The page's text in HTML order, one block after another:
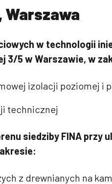
Warszawa
w technologii
3/5 w Warszawie, w
izolacji poziomej i
technicznej
siedziby FINA przy
z drewnianych na